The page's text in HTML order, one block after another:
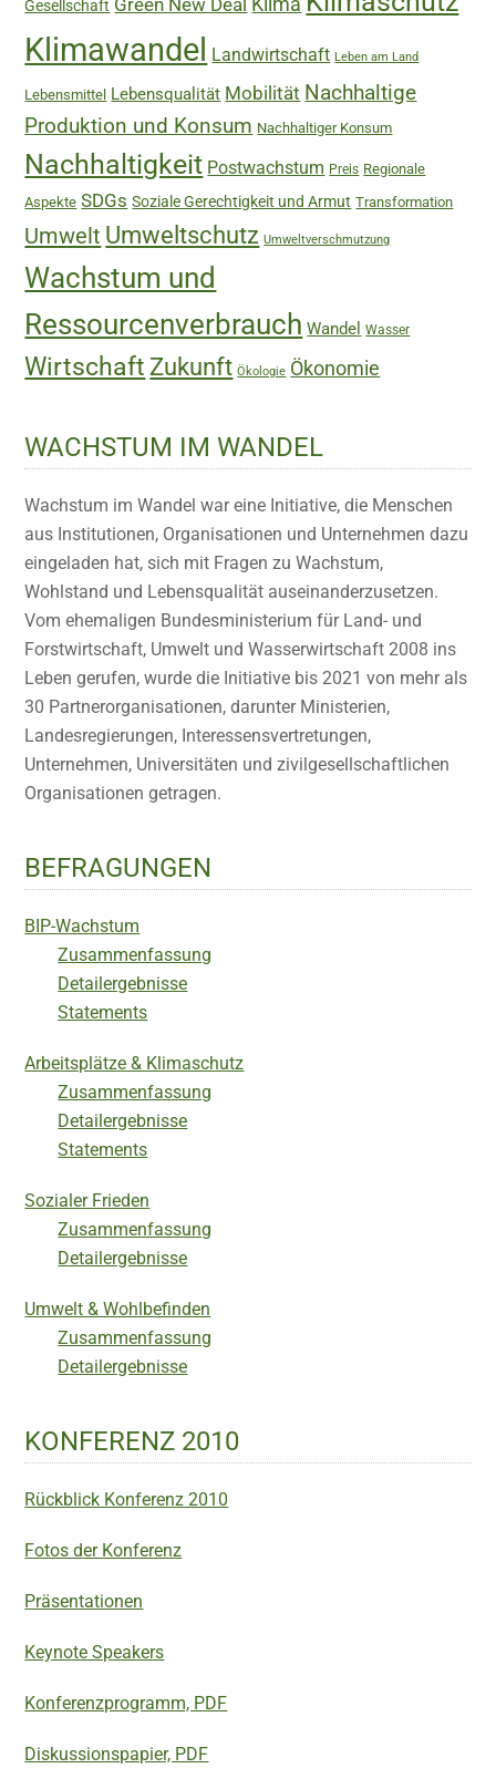
Gesellschaft
Klimawandel Landwirtschaft Leben am Land
Lebensmittel Lebensqualität Mobilität Nachhaltige
Produktion und Konsum Nachhaltiger Konsum
Nachhaltigkeit Postwachstum Preis Regionale
Aspekte SDGs Soziale Gerechtigkeit und Armut Transformation
Umwelt Umweltschutz Umweltverschmutzung
Wachstum und
Ressourcenverbrauch Wandel Wasser
Wirtschaft Zukunft Ökologie Ökonomie
WACHSTUM IM WANDEL
Wachstum im Wandel war eine Initiative, die Menschen
aus Institutionen, Organisationen und Unternehmen dazu
eingeladen hat, sich mit Fragen zu Wachstum,
Wohlstand und Lebensqualität auseinanderzusetzen.
Vom ehemaligen Bundesministerium für Land- und
Forstwirtschaft, Umwelt und Wasserwirtschaft 2008 ins
Leben gerufen, wurde die Initiative bis 2021 von mehr als
30 Partnerorganisationen, darunter Ministerien,
Landesregierungen, Interessensvertretungen,
Unternehmen, Universitäten und zivilgesellschaftlichen
Organisationen getragen.
BEFRAGUNGEN
BIP-Wachstum
Zusammenfassung
Detailergebnisse
Statements
Arbeitsplätze & Klimaschutz
Zusammenfassung
Detailergebnisse
Statements
Sozialer Frieden
Zusammenfassung
Detailergebnisse
Umwelt & Wohlbefinden
Zusammenfassung
Detailergebnisse
KONFERENZ 2010
Rückblick Konferenz 2010
Fotos der Konferenz
Präsentationen
Keynote Speakers
Konferenzprogramm, PDF
Diskussionspapier, PDF